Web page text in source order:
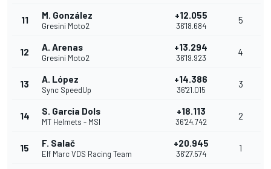
11 M. González
Gresini Moto2
+12.055
36'18.684
5
12 A. Arenas
Gresini Moto2
+13.294
36'19.923
4
13 A. López
Sync SpeedUp
+14.386
36'21.015
3
14 S. Garcia Dols
MT Helmets - MSI
+18.113
36'24.742
2
15 F. Salač
Elf Marc VDS Racing Team
+20.945
36'27.574
1